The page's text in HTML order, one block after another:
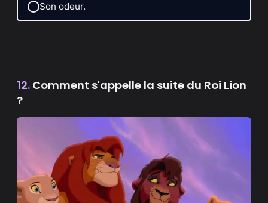
Son odeur.
12. Comment s'appelle la suite du Roi Lion
?